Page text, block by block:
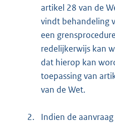
artikel 28 van de
vindt behandeling
een
redelijkerwijs kan
dat hierop kan
toepassing van
van de Wet.
2.
Indien de